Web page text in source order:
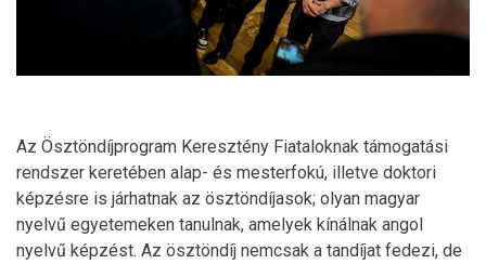
Az Ösztöndíjprogram Keresztény Fiataloknak támogatási
rendszer keretében alap- és mesterfokú, illetve doktori
képzésre is járhatnak az ösztöndíjasok; olyan magyar
nyelvű egyetemeken tanulnak, amelyek kínálnak angol
nyelvű képzést. Az ösztöndíj nemcsak a tandíjat fedezi, de